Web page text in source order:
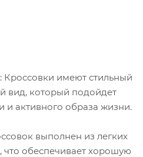
имеют стильный
вид, который подойдет
и активного образа жизни.
выполнен из легких
обеспечивает хорошую